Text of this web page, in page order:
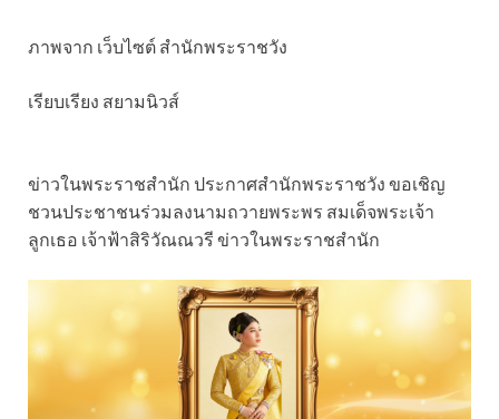
ภาพจาก เว็บไซต์ สำนักพระราชวัง
เรียบเรียง สยามนิวส์
ข่าวในพระราชสำนัก ประกาศสำนักพระราชวัง ขอเชิญ
ชวนประชาชนร่วมลงนามถวายพระพร สมเด็จพระเจ้า
ลูกเธอ เจ้าฟ้าสิริวัณณวรี ข่าวในพระราชสำนัก